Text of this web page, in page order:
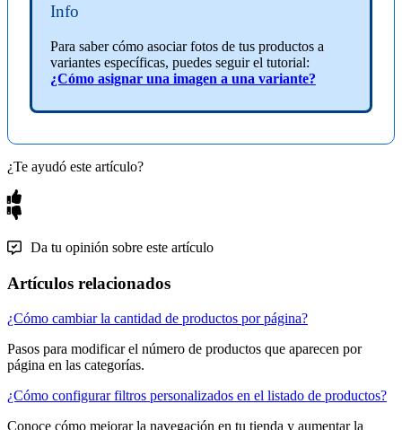
Info
Para saber cómo asociar fotos de tus productos a
variantes específicas, puedes seguir el tutorial:
¿Cómo asignar una imagen a una variante?
¿Te ayudó este artículo?
Da tu opinión sobre este artículo
Artículos relacionados
¿Cómo cambiar la cantidad de productos por página?
Pasos para modificar el número de productos que aparecen por
página en las categorías.
¿Cómo configurar filtros personalizados en el listado de productos?
Conoce cómo mejorar la navegación en tu tienda y aumentar la